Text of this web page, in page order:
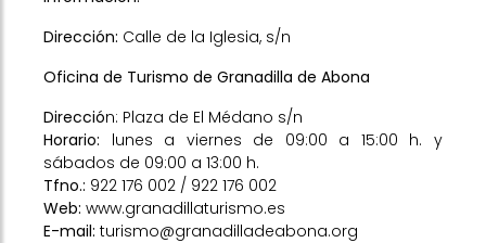
Dirección: Calle de la Iglesia, s/n
Oficina de Turismo de Granadilla de Abona
Dirección: Plaza de El Médano s/n
Horario: lunes a viernes de 09:00 a 15:00 h. y
sábados de 09:00 a 13:00 h.
Tfno.: 922 176 002 / 922 176 002
Web: www.granadillaturismo.es
E-mail: turismo@granadilladeabona.org